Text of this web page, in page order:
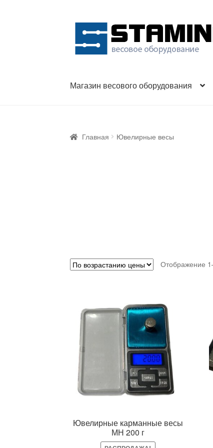
навигации
содержимому
Магазин весового оборудования
Главная Ювелирные весы
Отображение
Ювелирные карманные весы
МН 200 г